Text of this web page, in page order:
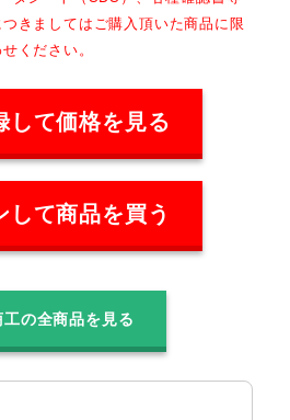
きましてはご購入頂いた商品に限
ください。
して価格を見る
して商品を買う
工の全商品を見る